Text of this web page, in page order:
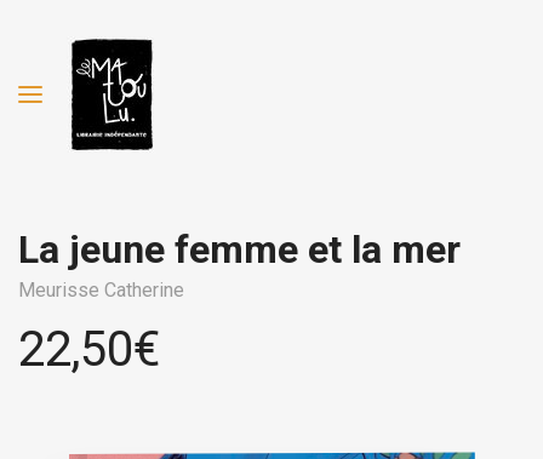
La jeune femme et la mer
Meurisse Catherine
22,50€